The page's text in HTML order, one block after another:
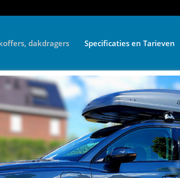
dakdragers Specificaties en Tarieven